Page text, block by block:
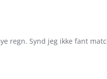
regn. Synd jeg ikke fant